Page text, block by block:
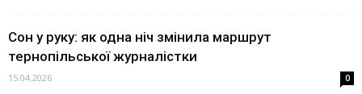
Сон у руку: як одна ніч змінила маршрут
тернопільської журналістки
15.04.2026 0